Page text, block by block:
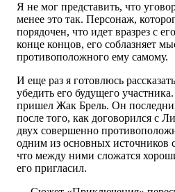
Я не мог представить, что
менее это так. Персонаж,
порядочен, что идет вразрез с
конце концов, его соблазняет
противоположного ему самому.
И еще раз я готовлюсь
убедить его будущего
пришел Жак Брель. Он
после того, как договорился с
двух совершенно
одним из основных источников
что между ними сложатся
его пригласил.